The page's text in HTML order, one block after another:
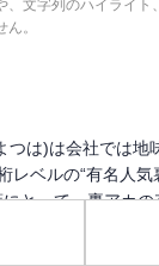
、文字列のハイライト
。
は)は会社では地
レベルの“有名人気
とって、裏アカ
となっていた。あ